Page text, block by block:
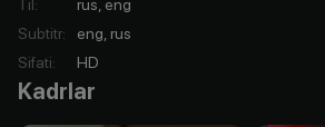
Til:
rus, eng
Subtitr:
eng, rus
Sifati: HD
Kadrlar